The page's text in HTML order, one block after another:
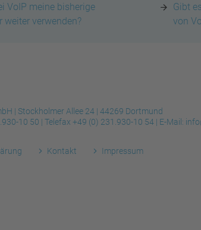
VoIP meine bisherige
weiter verwenden?
Gibt
von
| Stockholmer Allee 24 | 44269 Dortmund
10 50 | Telefax +49 (0) 231.930-10 54 | E-Mail:
Kontakt Impressum